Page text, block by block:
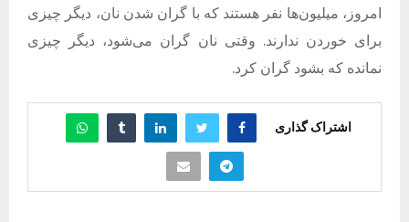
امروز، میلیون‌ها نفر هستند که با گران شدن نان، دیگر چیزی
برای خوردن ندارند. وقتی نان گران می‌شود، دیگر چیزی
نمانده که بشود گران کرد.
اشتراک گذاری